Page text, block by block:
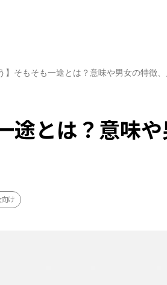
】そもそも一途とは？意味や男女の特徴
途とは？意味
向け